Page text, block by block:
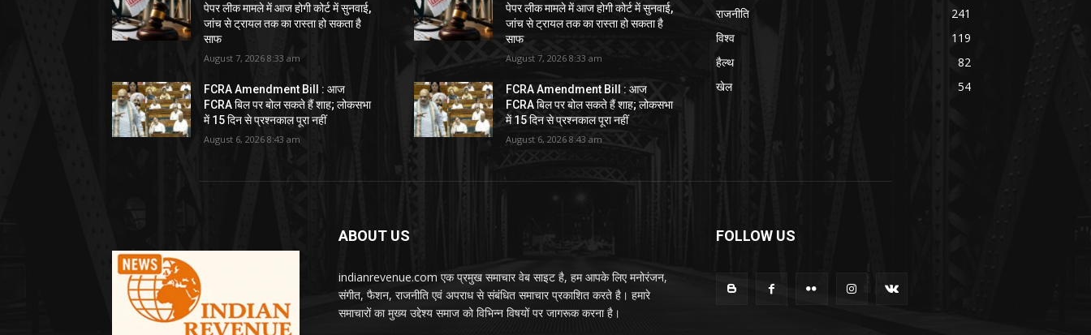
पेपर लीक मामले में आज होगी कोर्ट में सुनवाई,
जांच से ट्रायल तक का रास्ता हो सकता है
साफ
August 7, 2026 8:33 am
FCRA Amendment Bill : आज
FCRA बिल पर बोल सकते हैं शाह; लोकसभा
में 15 दिन से प्रश्नकाल पूरा नहीं
August 6, 2026 8:43 am
पेपर लीक मामले में आज होगी कोर्ट में सुनवाई,
जांच से ट्रायल तक का रास्ता हो सकता है
साफ
August 7, 2026 8:33 am
FCRA Amendment Bill : आज
FCRA बिल पर बोल सकते हैं शाह; लोकसभा
में 15 दिन से प्रश्नकाल पूरा नहीं
August 6, 2026 8:43 am
राजनीति
241
विश्व
119
हैल्थ
82
खेल
54
ABOUT US
indianrevenue.com एक प्रमुख समाचार वेब साइट है, हम आपके लिए मनोरंजन,
संगीत, फैशन, राजनीति एवं अपराध से संबंधित समाचार प्रकाशित करते है। हमारे
समाचारों का मुख्य उद्देश्य समाज को विभिन्न विषयों पर जागरूक करना है।
FOLLOW US